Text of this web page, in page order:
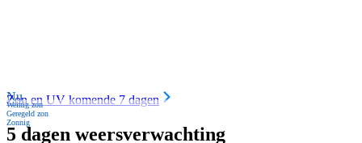
Nu
Weinig zon
Geregeld zon
Zonnig
Zon en UV komende 7 dagen
5 dagen weersverwachting